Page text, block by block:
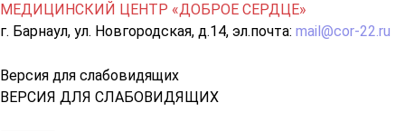
МЕДИЦИНСКИЙ ЦЕНТР «ДОБРОЕ СЕРДЦЕ»
г. Барнаул, ул. Новгородская, д.14, эл.почта: mail@cor-22.ru
Версия для слабовидящих
ВЕРСИЯ ДЛЯ СЛАБОВИДЯЩИХ